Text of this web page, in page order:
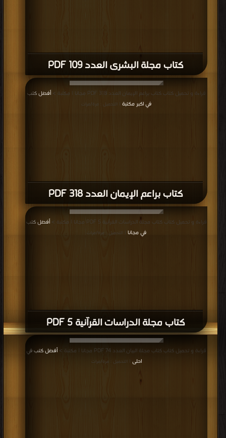
كتاب مجلة البشرى العدد 109 PDF
كتاب براعم الإيمان العدد 318 PDF
قراءة و تحميل كتاب كتاب براعم الإيمان العدد 318 PDF مجانا | مكتبة >
أفضل كتب
في اكبر مكتبة
| التحميل : مرة/مرات
كتاب مجلة الدراسات القرآنية 5 PDF
قراءة و تحميل كتاب كتاب مجلة الدراسات القرآنية 5 PDF مجانا | مكتبة >
أفضل كتب
في مجانا | التحميل : مرة/مرات
قراءة و تحميل كتاب كتاب مجلة البيان العدد 74 PDF مجانا | مكتبة >
أفضل كتب في
احلى | التحميل : مرة/مرات